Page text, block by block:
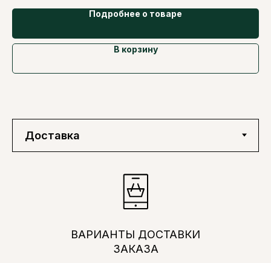
Подробнее о товаре
В корзину
ВАРИАНТЫ ДОСТАВКИ
ЗАКАЗА